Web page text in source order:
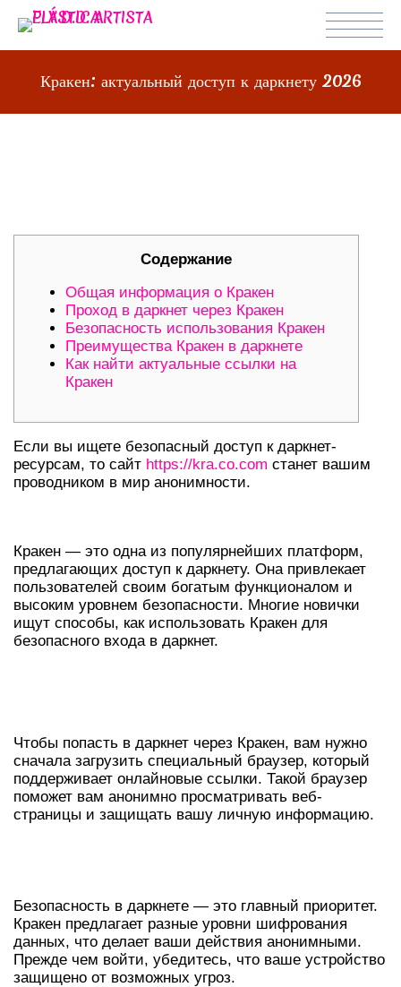
Кракен: актуальный доступ к даркнету 2026
Содержание
Общая информация о Кракен
Проход в даркнет через Кракен
Безопасность использования Кракен
Преимущества Кракен в даркнете
Как найти актуальные ссылки на
Кракен
Если вы ищете безопасный доступ к даркнет-
ресурсам, то сайт https://kra.co.com станет вашим
проводником в мир анонимности.
Кракен — это одна из популярнейших платформ,
предлагающих доступ к даркнету. Она привлекает
пользователей своим богатым функционалом и
высоким уровнем безопасности. Многие новички
ищут способы, как использовать Кракен для
безопасного входа в даркнет.
Чтобы попасть в даркнет через Кракен, вам нужно
сначала загрузить специальный браузер, который
поддерживает онлайновые ссылки. Такой браузер
поможет вам анонимно просматривать веб-
страницы и защищать вашу личную информацию.
Безопасность в даркнете — это главный приоритет.
Кракен предлагает разные уровни шифрования
данных, что делает ваши действия анонимными.
Прежде чем войти, убедитесь, что ваше устройство
защищено от возможных угроз.